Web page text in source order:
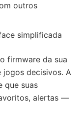
outros
simplificada
firmware da sua
jogos decisivos. A
que suas
alertas —